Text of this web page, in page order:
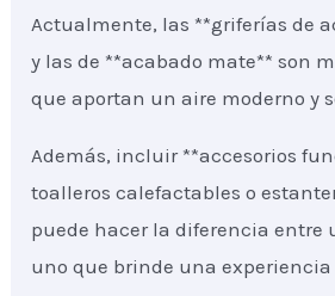
Actualmente, las **griferías de
y las de **acabado mate** son
que aportan un aire moderno y
Además, incluir **accesorios
toalleros calefactables o
puede hacer la diferencia entre
uno que brinde una